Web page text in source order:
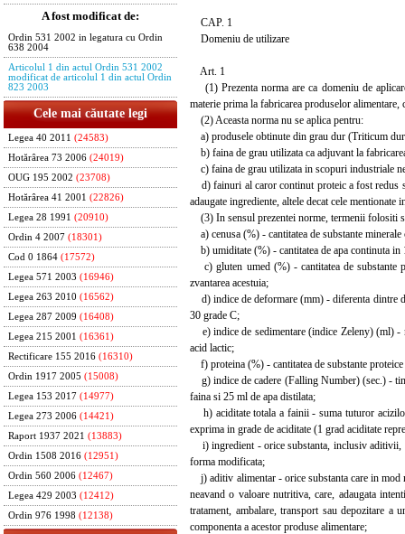
A fost modificat de:
Ordin 531 2002 in legatura cu Ordin
638 2004
Articolul 1 din actul Ordin 531 2002
modificat de articolul 1 din actul Ordin
823 2003
Cele mai căutate legi
Legea 40 2011 (24583)
Hotărârea 73 2006 (24019)
OUG 195 2002 (23708)
Hotărârea 41 2001 (22826)
Legea 28 1991 (20910)
Ordin 4 2007 (18301)
Cod 0 1864 (17572)
Legea 571 2003 (16946)
Legea 263 2010 (16562)
Legea 287 2009 (16408)
Legea 215 2001 (16361)
Rectificare 155 2016 (16310)
Ordin 1917 2005 (15008)
Legea 153 2017 (14977)
Legea 273 2006 (14421)
Raport 1937 2021 (13883)
Ordin 1508 2016 (12951)
Ordin 560 2006 (12467)
Legea 429 2003 (12412)
Ordin 976 1998 (12138)
CAP. 1
Domeniu de utilizare
Art. 1
(1) Prezenta norma are ca domeniu de
materie prima la fabricarea produselor
(2) Aceasta norma nu se aplica pentru:
a) produsele obtinute din grau dur (Triticum
b) faina de grau utilizata ca adjuvant la
c) faina de grau utilizata in scopuri industriale
d) fainuri al caror continut proteic a fost redus
adaugate ingrediente, altele decat cele mentionate
(3) In sensul prezentei norme, termenii folositi
a) cenusa (%) - cantitatea de substante
b) umiditate (%) - cantitatea de apa continuta in
c) gluten umed (%) - cantitatea de substante
zvantarea acestuia;
d) indice de deformare (mm) - diferenta dintre
30 grade C;
e) indice de sedimentare (indice Zeleny) (ml)
acid lactic;
f) proteina (%) - cantitatea de substante
g) indice de cadere (Falling Number) (sec.) -
faina si 25 ml de apa distilata;
h) aciditate totala a fainii - suma tuturor
exprima in grade de aciditate (1 grad aciditate
i) ingredient - orice substanta, inclusiv aditivii,
forma modificata;
j) aditiv alimentar - orice substanta care in mod
neavand o valoare nutritiva, care, adaugata
tratament, ambalare, transport sau depozitare
componenta a acestor produse alimentare;